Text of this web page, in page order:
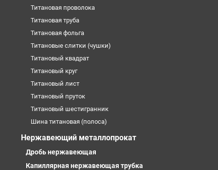
Титановая проволока
Титановая труба
Титановая фольга
Титановые слитки (чушки)
Титановый квадрат
Титановый круг
Титановый лист
Титановый пруток
Титановый шестигранник
Шина титановая (полоса)
Нержавеющий металлопрокат
Дробь нержавеющая
Капиллярная нержавеющая трубка